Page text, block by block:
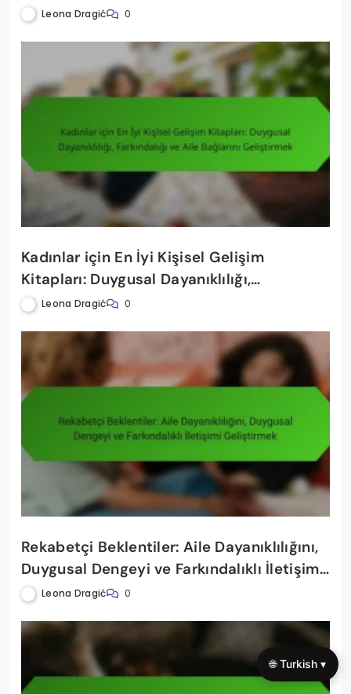
Kucaklamak
Leona Dragić 0
Kadınlar için En İyi Kişisel Gelişim
Kitapları: Duygusal Dayanıklılığı,
Farkındalığı ve Aile Bağlarını Geliştirmek
Leona Dragić 0
Rekabetçi Beklentiler: Aile Dayanıklılığını,
Duygusal Dengeyi ve Farkındalıklı İletişimi
Geliştirmek
Leona Dragić 0
🌐 Turkish ▾